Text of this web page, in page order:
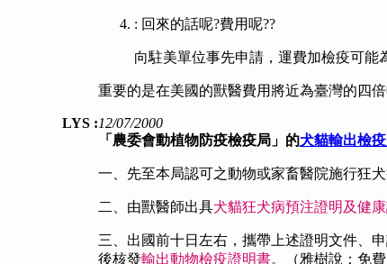
: 回來的話呢?費用呢??
向駐美單位事先申請，運費加檢疫可能
重要的是在美國的獸醫費用將近為臺灣的四倍
LYS :12/07/2000
「農委會動植物防疫檢疫局」的犬貓輸出檢
一、先至本局認可之動物或家畜醫院施行狂
二、由獸醫師出具犬貓狂犬病預注證明及健
三、出國前十日左右，攜帶上述證明文件、
後核發輸出動物檢疫證明書。（雅樹說：免費